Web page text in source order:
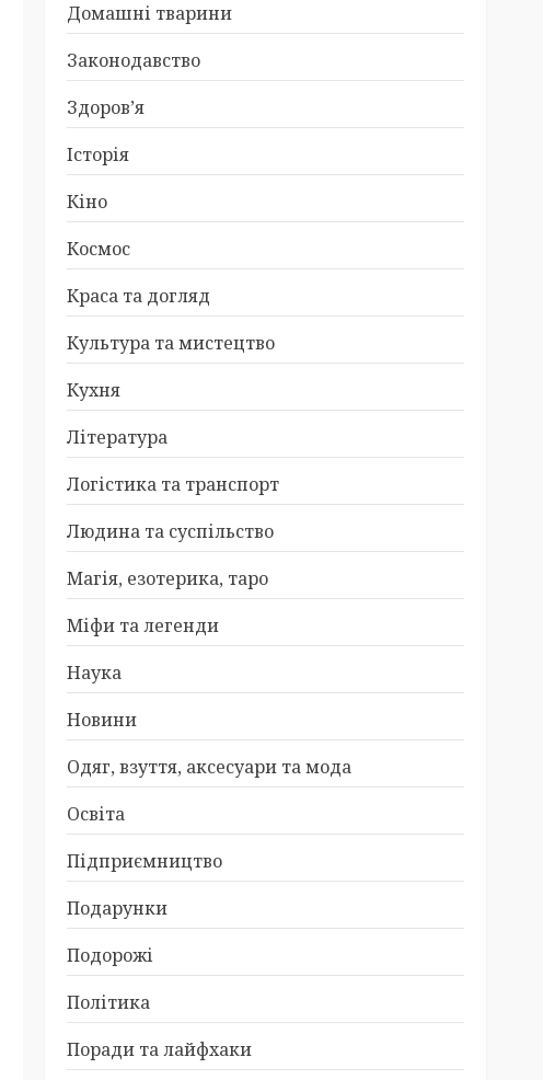
Домашні тварини
Законодавство
Здоров’я
Історія
Кіно
Космос
Краса та догляд
Культура та мистецтво
Кухня
Література
Логістика та транспорт
Людина та суспільство
Магія, езотерика, таро
Міфи та легенди
Наука
Новини
Одяг, взуття, аксесуари та мода
Освіта
Підприємництво
Подарунки
Подорожі
Політика
Поради та лайфхаки